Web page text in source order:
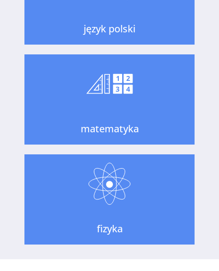
język polski
matematyka
fizyka